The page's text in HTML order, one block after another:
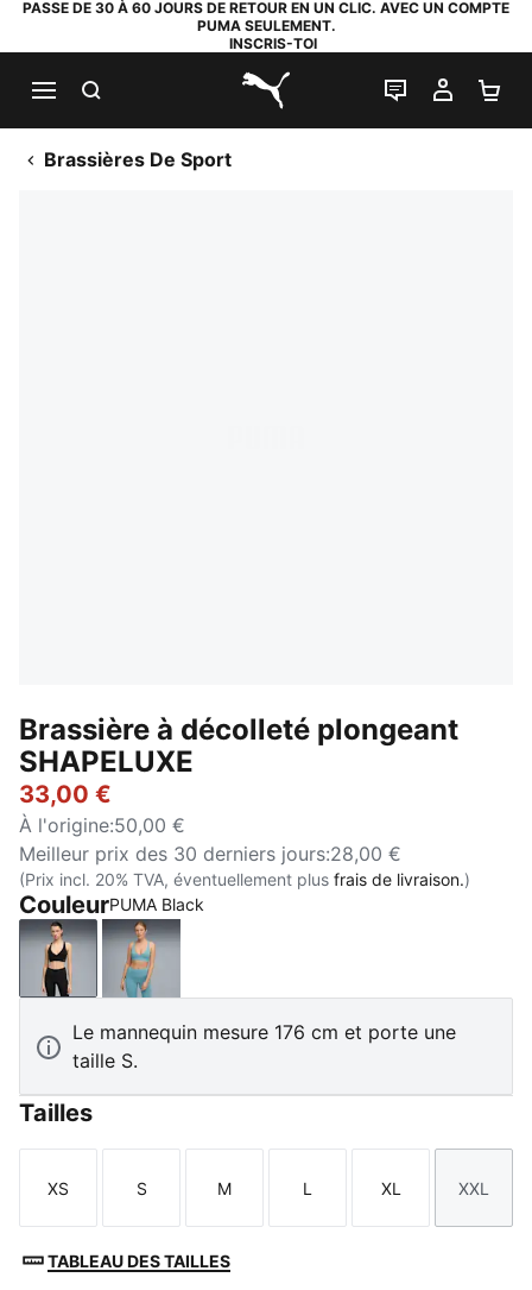
PASSE DE 30 À 60 JOURS DE RETOUR EN UN CLIC. AVEC UN COMPTE
PUMA SEULEMENT.
INSCRIS-TOI
PUMA.com
LIVE CHAT
MON
Brassières De Sport
Brassière à décolleté plongeant
SHAPELUXE
33,00 €
À l'origine:50,00 €
Meilleur prix des 30 derniers jours:28,00 €
(Prix incl. 20% TVA, éventuellement plus frais de livraison.)
CouleurPUMA Black
PUMA BlackBaltic Sea Blue
Le mannequin mesure 176 cm et porte une
taille S.
Tailles
Taille
XS
Taille
S
Taille
M
Taille
L
Taille
XL
Taille
XXL
TABLEAU DES TAILLES